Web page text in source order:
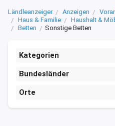
Ländleanzeiger Anzeigen
Haus & Familie
Haushalt &
Betten
Sonstige Betten
Kategorien
Bundesländer
Orte